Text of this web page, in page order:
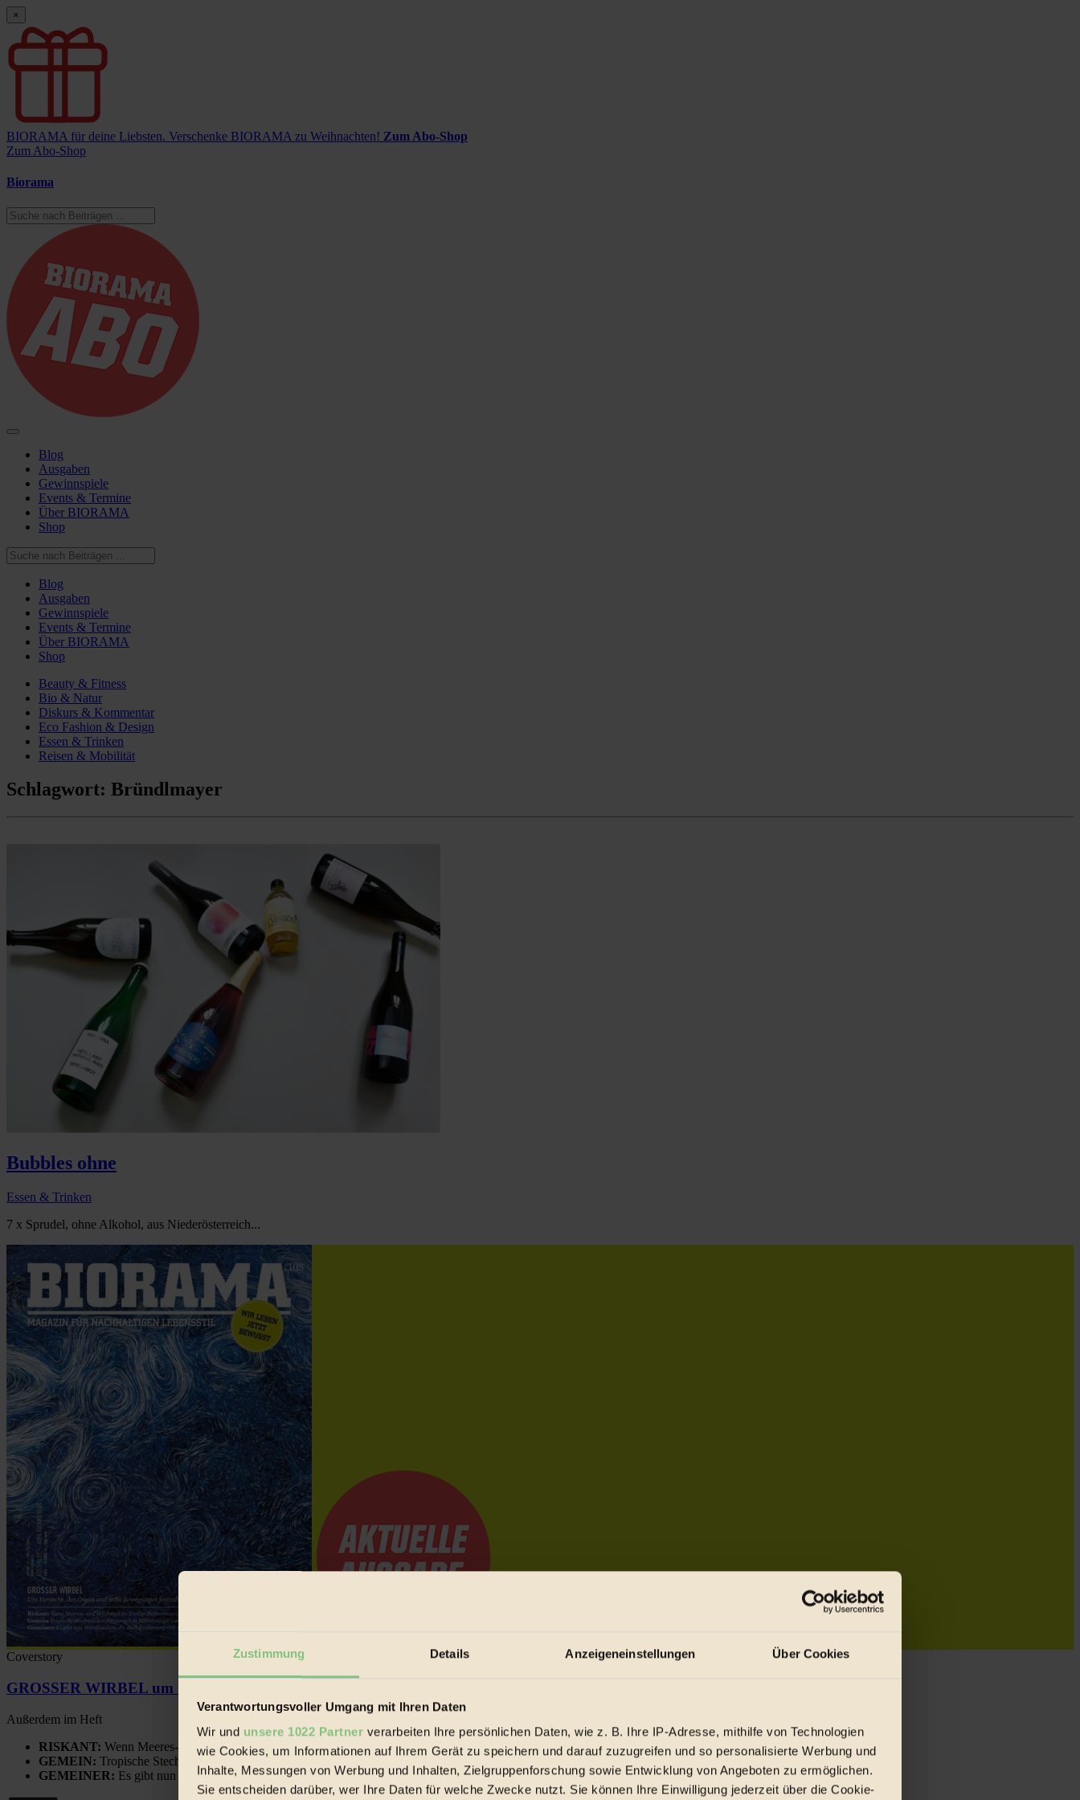
Zustimmung Details Anzeigeneinstellungen Über Cookies
Verantwortungsvoller Umgang mit Ihren Daten
Wir und unsere 1022 Partner verarbeiten Ihre persönlichen Daten, wie z. B. Ihre IP-Adresse, mithilfe von Technologien
wie Cookies, um Informationen auf Ihrem Gerät zu speichern und darauf zuzugreifen und so personalisierte Werbung und
Inhalte, Messungen von Werbung und Inhalten, Zielgruppenforschung sowie Entwicklung von Angeboten zu ermöglichen.
Sie entscheiden darüber, wer Ihre Daten für welche Zwecke nutzt. Sie können Ihre Einwilligung jederzeit über die Cookie-
×
BIORAMA für deine Liebsten. Verschenke BIORAMA zu Weihnachten! Zum Abo-Shop
Zum Abo-Shop
Biorama
Blog
Ausgaben
Gewinnspiele
Events & Termine
Über BIORAMA
Shop
Blog
Ausgaben
Gewinnspiele
Events & Termine
Über BIORAMA
Shop
Beauty & Fitness
Bio & Natur
Diskurs & Kommentar
Eco Fashion & Design
Essen & Trinken
Reisen & Mobilität
Schlagwort: Bründlmayer
Bubbles ohne
Essen & Trinken
7 x Sprudel, ohne Alkohol, aus Niederösterreich...
Coverstory
GROSSER WIRBEL um Versuche, den Ozean und seine Bewegungen festzuhalten.
Außerdem im Heft
RISKANT: Wenn Meeres- und Wildvögel im Freilandhühnerbetrieb vorbeischauen.
GEMEIN: Tropische Stechmücken fühlen sich in Mitteleuropa inziwschen oft zu Hause.
GEMEINER: Es gibt nun Weinflaschen, die nach Entleerung voll wieder zu dir zurückkommen.